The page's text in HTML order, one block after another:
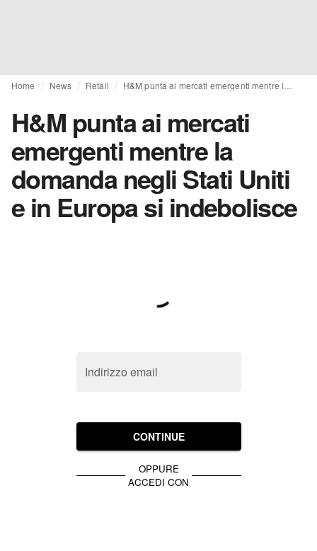
Home News Retail
H&M punta ai mercati
emergenti mentre la
domanda negli Stati Uniti
e in Europa si indebolisce
Indirizzo email
CONTINUE
OPPURE
ACCEDI CON